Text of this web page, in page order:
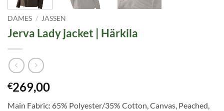
DAMES / JASSEN
Jerva Lady jacket | Härkila
€269,00
Main Fabric: 65% Polyester/35% Cotton, Canvas, Peached,